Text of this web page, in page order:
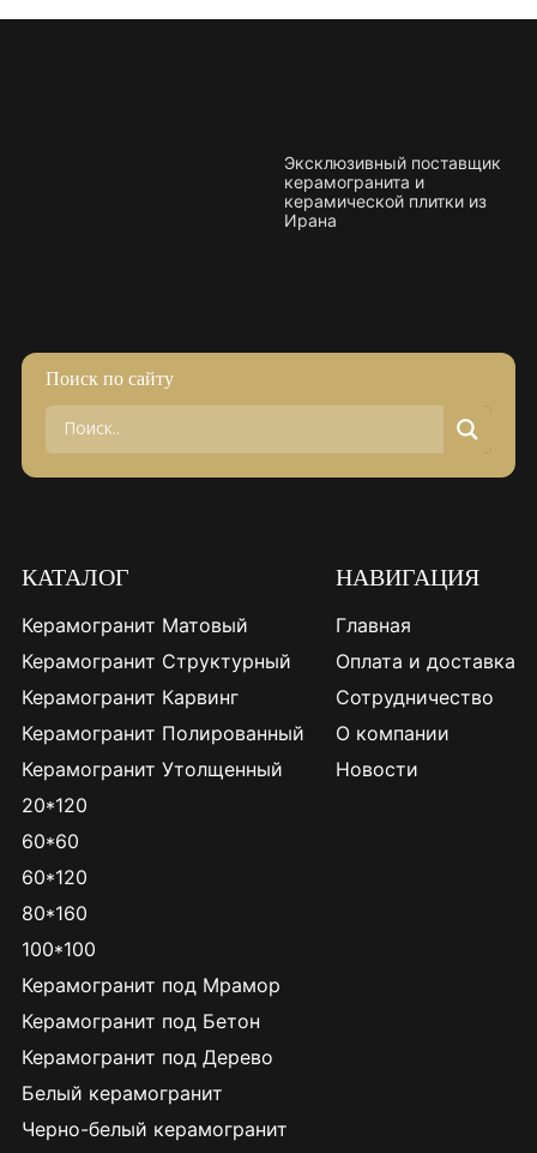
Эксклюзивный поставщик
керамогранита и
керамической плитки из
Ирана
Поиск по сайту
КАТАЛОГ
Керамогранит Матовый
Керамогранит Структурный
Керамогранит Карвинг
Керамогранит Полированный
Керамогранит Утолщенный
20*120
60*60
60*120
80*160
100*100
Керамогранит под Мрамор
Керамогранит под Бетон
Керамогранит под Дерево
Белый керамогранит
Черно-белый керамогранит
НАВИГАЦИЯ
Главная
Оплата и доставка
Сотрудничество
О компании
Новости
Плитка керамическая матовая